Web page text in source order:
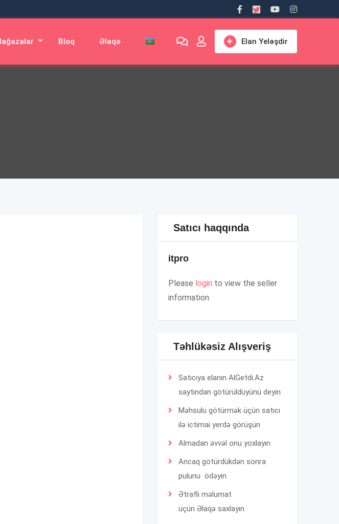
Elan Yeləşdir
Bloq Əlaqə
Satıcı haqqında
itpro
Please login to view the seller
information.
Təhlükəsiz Alışveriş
Satıcıya elanın AlGetdi.Az
saytından götürüldüyünü deyin
Məhsulu götürmək üçün satıcı
ilə ictimai yerdə görüşün
Almadan əvvəl onu yoxlayın
Ancaq götürdükdən sonra
pulunu ödəyin
Ətraflı məlumat
üçün Əlaqə saxlayın